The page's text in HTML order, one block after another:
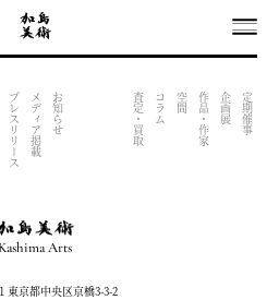
CONSTRACTION)
定期催事
企画展
作品・作家
空間
コラム
査定・買取
お知らせ
メディア掲載
プレスリリース
Arts
東京都中央区京橋3-3-2